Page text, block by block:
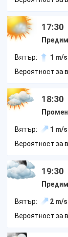
17:30
Вятър: 1 m/s
Вероятност за
18:30
Вятър: 1 m/s
Вероятност за
19:30
Вятър: 2 m/s
Вероятност за